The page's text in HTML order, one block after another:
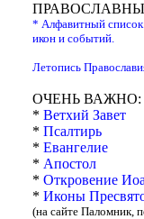
* Алфавитный
икон и событий.
Летопись
ОЧЕНЬ ВАЖНО:
* Ветхий Завет
* Псалтирь
* Евангелие
* Апостол
* Откровение
* Иконы
(на сайте Паломник,